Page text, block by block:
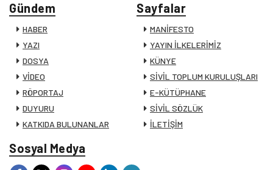
Gündem
HABER
YAZI
DOSYA
VİDEO
RÖPORTAJ
DUYURU
KATKIDA BULUNANLAR
Sayfalar
MANİFESTO
YAYIN İLKELERİMİZ
KÜNYE
SİVİL TOPLUM KURULUŞLARI
E-KÜTÜPHANE
SİVİL SÖZLÜK
İLETİŞİM
Sosyal Medya